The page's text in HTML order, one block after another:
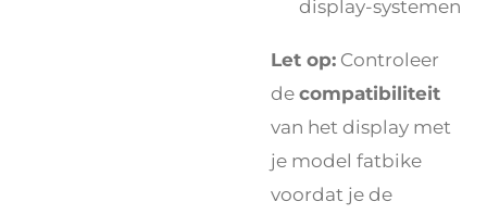
display-systemen
Let op: Controleer
decompatibiliteit
van het display met
je model fatbike
voordat je de